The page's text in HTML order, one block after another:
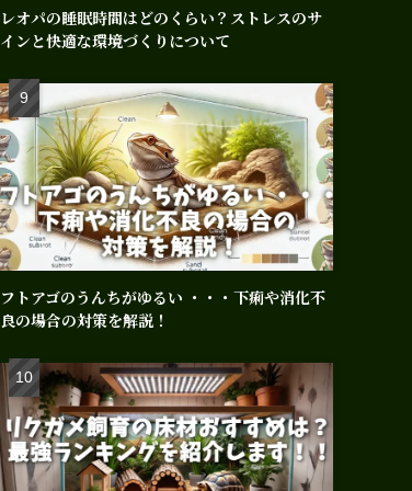
レオパの睡眠時間はどのくらい？ストレスのサ
インと快適な環境づくりについて
フトアゴのうんちがゆるい ・・・下痢や消化不
良の場合の対策を解説！